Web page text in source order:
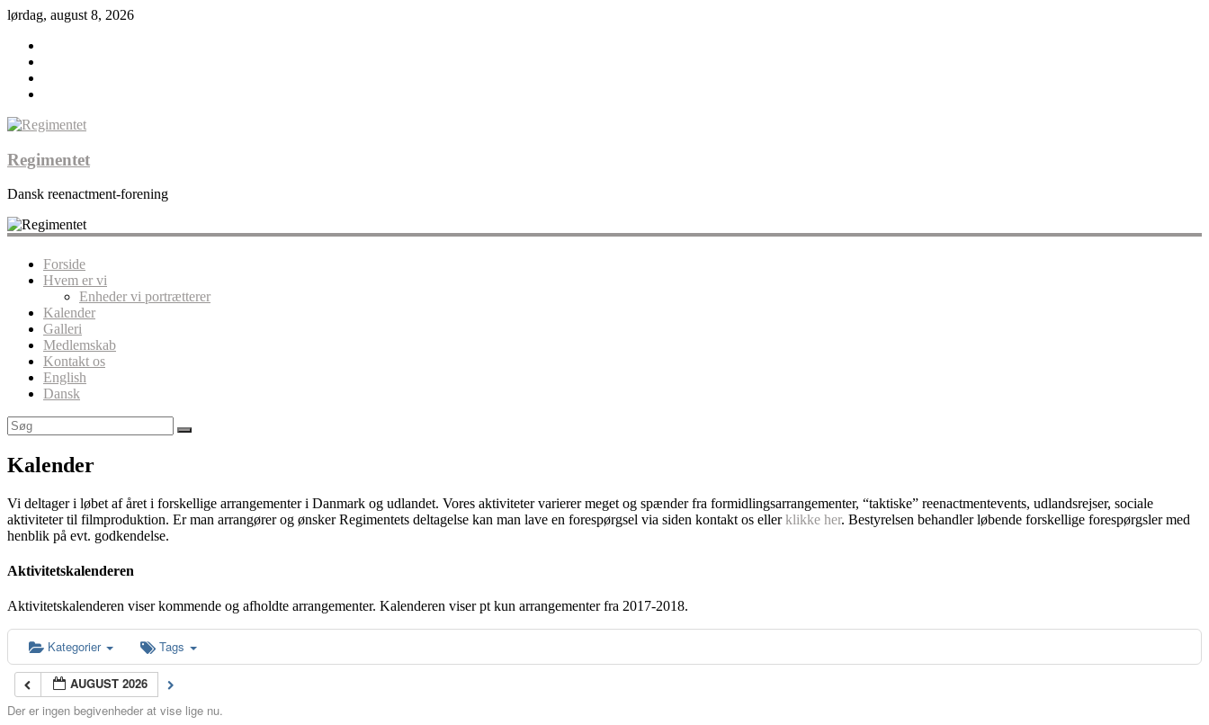
lørdag, august 8, 2026
Regimentet
Dansk reenactment-forening
Forside
Hvem er vi
Enheder vi portrætterer
Kalender
Galleri
Medlemskab
Kontakt os
English
Dansk
Kalender
Vi deltager i løbet af året i forskellige arrangementer i Danmark og udlandet. Vores aktiviteter varierer meget og spænder fra formidlingsarrangementer, “taktiske” reenactmentevents, udlandsrejser, sociale
aktiviteter til filmproduktion. Er man arrangører og ønsker Regimentets deltagelse kan man lave en forespørgsel via siden kontakt os ellerklikke her. Bestyrelsen behandler løbende forskellige forespørgsler med
henblik på evt. godkendelse.
Aktivitetskalenderen
Aktivitetskalenderen viser kommende og afholdte arrangementer. Kalenderen viser pt kun arrangementer fra 2017-2018.
Kategorier Tags
AUGUST 2026
Der er ingen begivenheder at vise lige nu.